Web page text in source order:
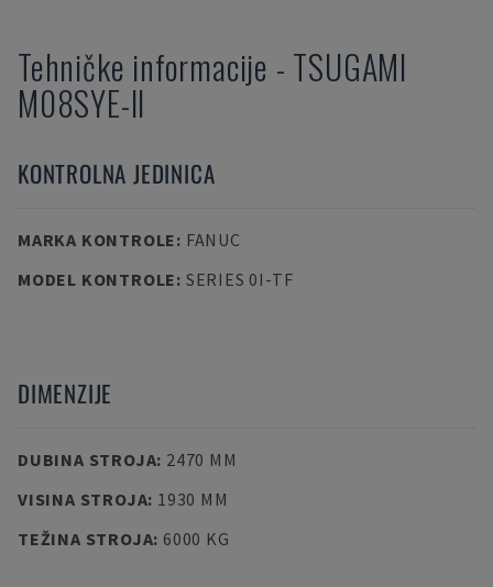
Tehničke informacije - TSUGAMI
M08SYE-II
KONTROLNA JEDINICA
MARKA KONTROLE: FANUC
MODEL KONTROLE: SERIES 0I-TF
DIMENZIJE
DUBINA STROJA: 2470 MM
VISINA STROJA: 1930 MM
TEŽINA STROJA: 6000 KG